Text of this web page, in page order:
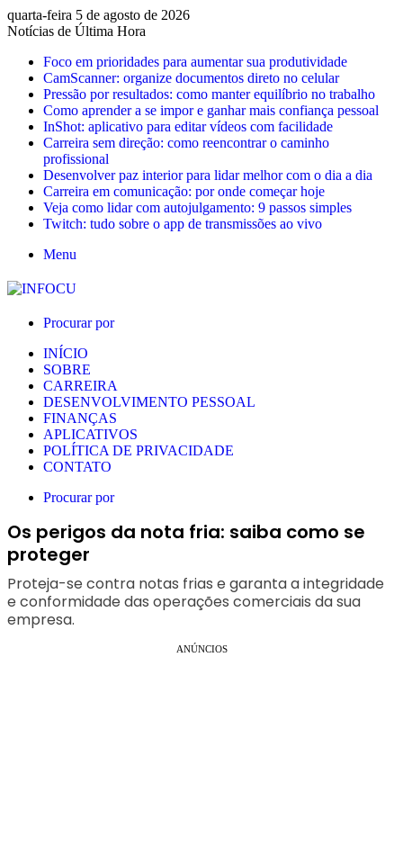
quarta-feira 5 de agosto de 2026
Notícias de Última Hora
Foco em prioridades para aumentar sua produtividade
CamScanner: organize documentos direto no celular
Pressão por resultados: como manter equilíbrio no trabalho
Como aprender a se impor e ganhar mais confiança pessoal
InShot: aplicativo para editar vídeos com facilidade
Carreira sem direção: como reencontrar o caminho
profissional
Desenvolver paz interior para lidar melhor com o dia a dia
Carreira em comunicação: por onde começar hoje
Veja como lidar com autojulgamento: 9 passos simples
Twitch: tudo sobre o app de transmissões ao vivo
Menu
Procurar por
INÍCIO
SOBRE
CARREIRA
DESENVOLVIMENTO PESSOAL
FINANÇAS
APLICATIVOS
POLÍTICA DE PRIVACIDADE
CONTATO
Procurar por
Os perigos da nota fria: saiba como se
proteger
Proteja-se contra notas frias e garanta a integridade
e conformidade das operações comerciais da sua
empresa.
ANÚNCIOS